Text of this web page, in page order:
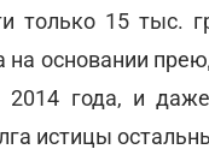
только 15 тыс.
на основании
года, и
истицы